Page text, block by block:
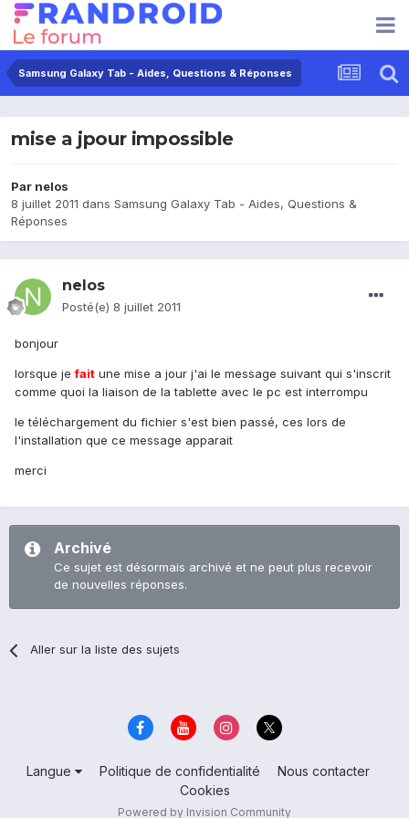
Samsung Galaxy Tab - Aides, Questions & Réponses
mise a jpour impossible
Par nelos
8 juillet 2011 dans Samsung Galaxy Tab - Aides, Questions &
Réponses
nelos
Posté(e) 8 juillet 2011
bonjour
lorsque jefait une mise a jour j'ai le message suivant qui s'inscrit
comme quoi la liaison de la tablette avec le pc est interrompu
le téléchargement du fichier s'est bien passé, ces lors de
l'installation que ce message apparait
merci
Archivé
Ce sujet est désormais archivé et ne peut plus recevoir
de nouvelles réponses.
Aller sur la liste des sujets
Langue Politique de confidentialité
Nous contacter
Cookies
Powered by Invision Community